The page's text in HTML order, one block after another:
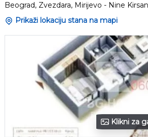
Beograd, Zvezdara, Mirijevo - Nine
Prikaži lokaciju stana na mapi
Klikni za